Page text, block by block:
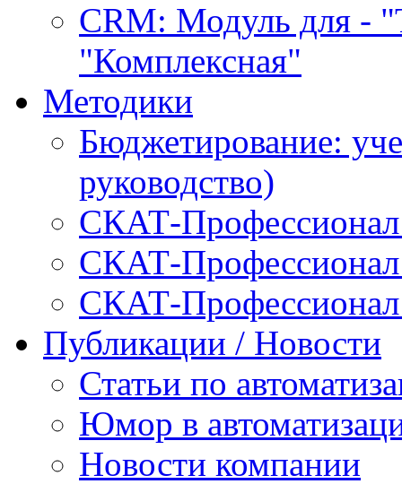
CRM: Модуль для -
"Комплексная"
Методики
Бюджетирование:
руководство)
СКАТ-
СКАТ-
СКАТ-
Публикации / Новости
Статьи по
Юмор в
Новости компании